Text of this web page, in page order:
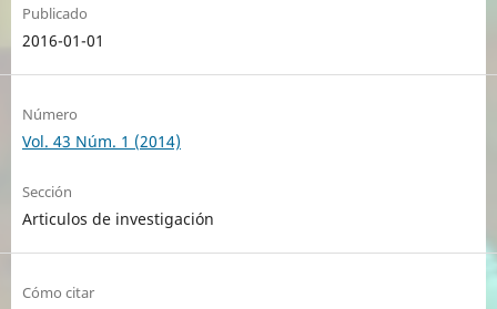
Publicado
2016-01-01
Número
Vol. 43 Núm. 1 (2014)
Sección
Articulos de investigación
Cómo citar